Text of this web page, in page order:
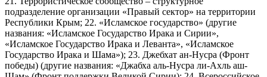
подразделение организации «Правый сектор» на территории
Республики Крым; 22. «Исламское государство» (другие
названия: «Исламское Государство Ирака и Сирии»,
«Исламское Государство Ирака и Леванта», «Исламское
Государство Ирака и Шама»); 23. Джебхат ан-Нусра (Фронт
победы) (другие названия: «Джабха аль-Нусра ли-Ахль аш-